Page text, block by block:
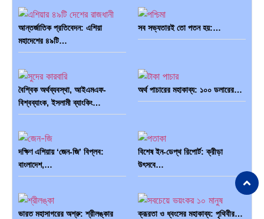
আন্তর্জাতিক প্রতিবেদন: এশিয়া
মহাদেশের ৪৯টি…
সব সভ্যতারই তো পতন হয়:…
বৈশ্বিক অর্থব্যবস্থা, আইএমএফ-
বিশ্বব্যাংক, ইসলামী ব্যাংকিং…
অর্থ পাচারের মহাকাব্য: ১০০ ডলারের…
দক্ষিণ এশিয়ায় ‘জেন-জি’ বিপ্লব:
বাংলাদেশ,…
বিশেষ ইন-ডেপ্থ রিপোর্ট: ক্রীড়া
উৎসবে…
ভারত মহাসাগরের অশ্রু: শ্রীলঙ্কার
ক্রূরতা ও ধ্বংসের মহাকাব্য: পৃথিবীর…